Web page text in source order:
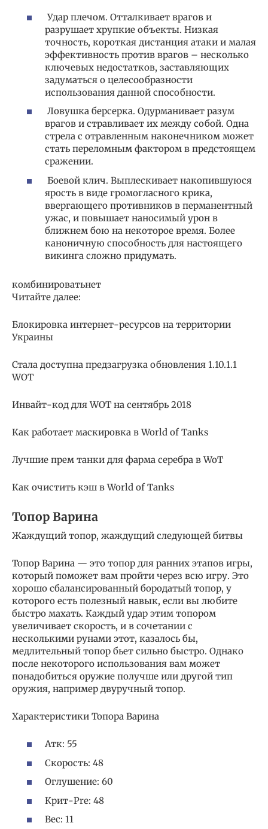
Удар плечом. Отталкивает врагов и
разрушает хрупкие объекты. Низкая
точность, короткая дистанция атаки и малая
эффективность против врагов – несколько
ключевых недостатков, заставляющих
задуматься о целесообразности
использования данной способности.
Ловушка берсерка. Одурманивает разум
врагов и стравливает их между собой. Одна
стрела с отравленным наконечником может
стать переломным фактором в предстоящем
сражении.
Боевой клич. Выплескивает накопившуюся
ярость в виде громогласного крика,
ввергающего противников в перманентный
ужас, и повышает наносимый урон в
ближнем бою на некоторое время. Более
каноничную способность для настоящего
викинга сложно придумать.
комбинироватьнет
Читайте далее:
Блокировка интернет-ресурсов на территории
Украины
Стала доступна предзагрузка обновления 1.10.1.1
WOT
Инвайт-код для WOT на сентябрь 2018
Как работает маскировка в World of Tanks
Лучшие прем танки для фарма серебра в WoT
Как очистить кэш в World of Tanks
Топор Варина
Жаждущий топор, жаждущий следующей битвы
Топор Варина — это топор для ранних этапов игры,
который поможет вам пройти через всю игру. Это
хорошо сбалансированный бородатый топор, у
которого есть полезный навык, если вы любите
быстро махать. Каждый удар этим топором
увеличивает скорость, и в сочетании с
несколькими рунами этот, казалось бы,
медлительный топор бьет сильно быстро. Однако
после некоторого использования вам может
понадобиться оружие получше или другой тип
оружия, например двуручный топор.
Характеристики Топора Варина
Атк: 55
Скорость: 48
Оглушение: 60
Крит-Pre: 48
Вес: 11